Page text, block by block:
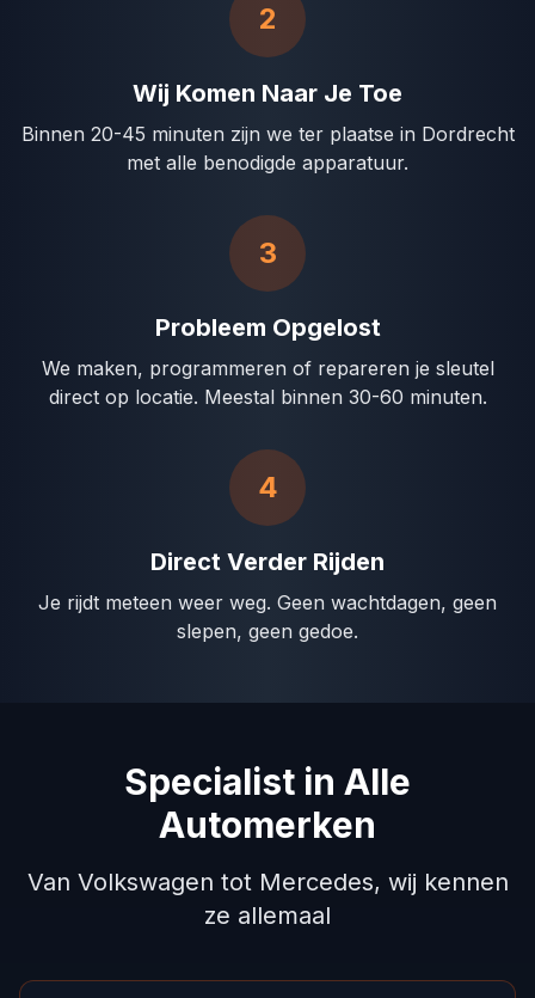
2
Wij Komen Naar Je Toe
Binnen 20-45 minuten zijn we ter plaatse in Dordrecht
met alle benodigde apparatuur.
3
Probleem Opgelost
We maken, programmeren of repareren je sleutel
direct op locatie. Meestal binnen 30-60 minuten.
4
Direct Verder Rijden
Je rijdt meteen weer weg. Geen wachtdagen, geen
slepen, geen gedoe.
Specialist in Alle
Automerken
Van Volkswagen tot Mercedes, wij kennen
ze allemaal